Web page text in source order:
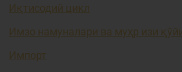
Иқтисодий цикл
Имзо намуналари ва муҳр изи
Импорт